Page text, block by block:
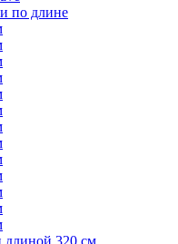
по длине
длиной 320 см